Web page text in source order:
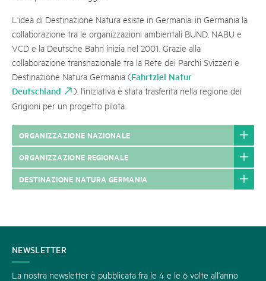
L'idea di Destinazione Natura esiste in Germania: in Germania la
collaborazione tra le organizzazioni ambientali BUND, NABU e
VCD e la Deutsche Bahn inizia nel 2001. Grazie alla
collaborazione transnazionale tra la Rete dei Parchi Svizzeri e
Destinazione Natura Germania (Fahrtziel Natur
Deutschland
), l'iniziativa è stata trasferita nella regione dei
Grigioni per un progetto pilota.
ORGANIZZAZIONE NAZIONALE
ORGANIZZAZIONE REGIONALE
DESTINAZIONE NATURA GERMANIA
CONTATTATECI
NEWSLETTER
La nostra newsletter è pubblicata fra le 4 e le 6 volte all’anno